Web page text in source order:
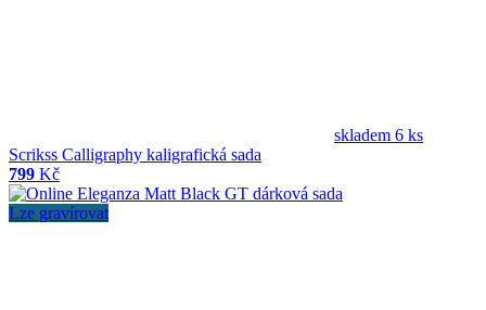
skladem 6 ks
Scrikss Calligraphy kaligrafická sada
799 Kč
Lze gravírovat